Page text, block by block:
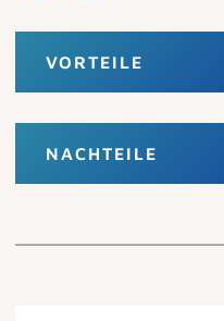
VORTEILE
NACHTEILE